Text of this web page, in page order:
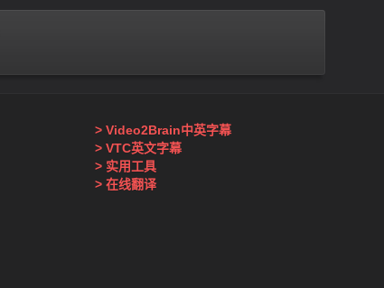
> Video2Brain中英字幕
> VTC英文字幕
> 实用工具
> 在线翻译